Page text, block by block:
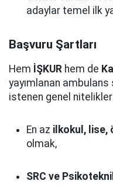
adaylar temel ilk
Başvuru Şartları
Hem İŞKUR hem de
yayımlanan
istenen genel
En az ilkokul, lise,
olmak,
SRC ve